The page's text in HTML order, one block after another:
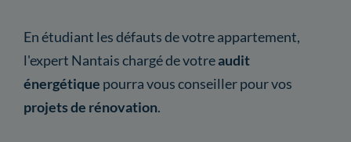
En étudiant les défauts de votre appartement,
l'expert Nantais chargé de votreaudit
énergétique pourra vous conseiller pour vos
projets de rénovation.